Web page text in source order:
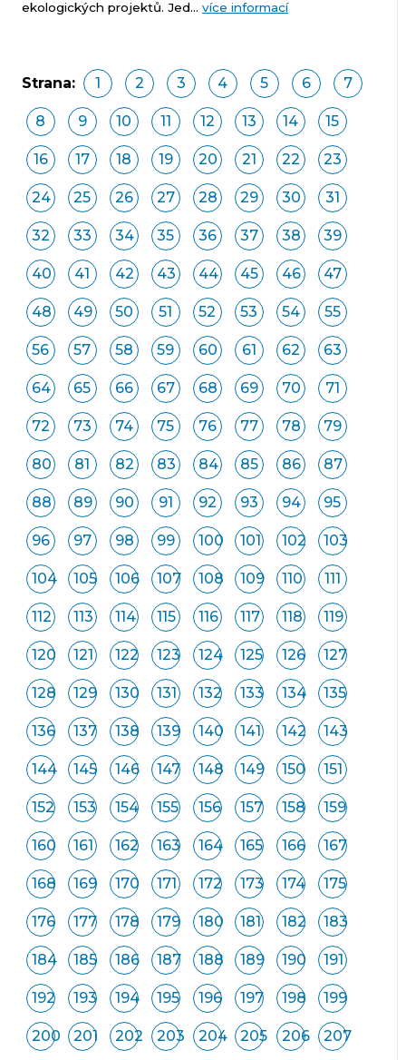
ekologických projektů. Jed... více informací
Strana: 1 2 3 4 5 6 7
8 9 10 11 12 13 14 15
16 17 18 19 20 21 22 23
24 25 26 27 28 29 30 31
32 33 34 35 36 37 38 39
40 41 42 43 44 45 46 47
48 49 50 51 52 53 54 55
56 57 58 59 60 61 62 63
64 65 66 67 68 69 70 71
72 73 74 75 76 77 78 79
80 81 82 83 84 85 86 87
88 89 90 91 92 93 94 95
96 97 98 99 100 101 102 103
104 105 106 107 108 109 110 111
112 113 114 115 116 117 118 119
120 121 122 123 124 125 126 127
128 129 130 131 132 133 134 135
136 137 138 139 140 141 142 143
144 145 146 147 148 149 150 151
152 153 154 155 156 157 158 159
160 161 162 163 164 165 166 167
168 169 170 171 172 173 174 175
176 177 178 179 180 181 182 183
184 185 186 187 188 189 190 191
192 193 194 195 196 197 198 199
200 201 202 203 204 205 206 207